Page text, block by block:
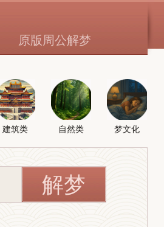
原版周公解梦
建筑类 自然类 梦文化